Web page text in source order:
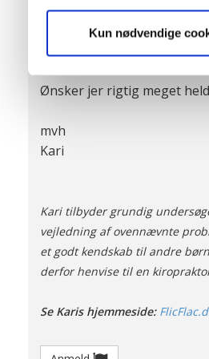
Vi ønsker dit samtykke til,
hjemmeside ved at sikre
enhver tid trække dit
og behandling af dine
Kun nødvendige
Nanna Ørum / Lisbeth
Jesper Wiberg
Lene Munck
Ønsker jer rigtig meget
mvh
Kari
Kari tilbyder grundig
vejledning af ovennævnte
et godt kendskab til andre
derfor henvise til en
Se Karis hjemmeside: